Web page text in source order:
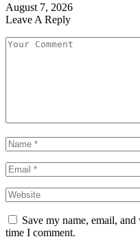
August 7, 2026
Leave A Reply
Save my name, email,
time I comment.